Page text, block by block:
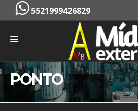
5521999426829
INÍCIO
EMPRESA
PONTO